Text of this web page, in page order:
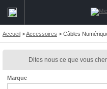
Accueil >Accessoires > Câbles
Dites nous ce que vous
Marque